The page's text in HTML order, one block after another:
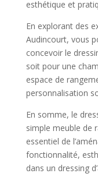
esthétique et
En explorant des
Audincourt, vous
concevoir le
soit pour une
espace de
personnalisation
En somme, le
simple meuble de
essentiel de
fonctionnalité,
dans un dressing